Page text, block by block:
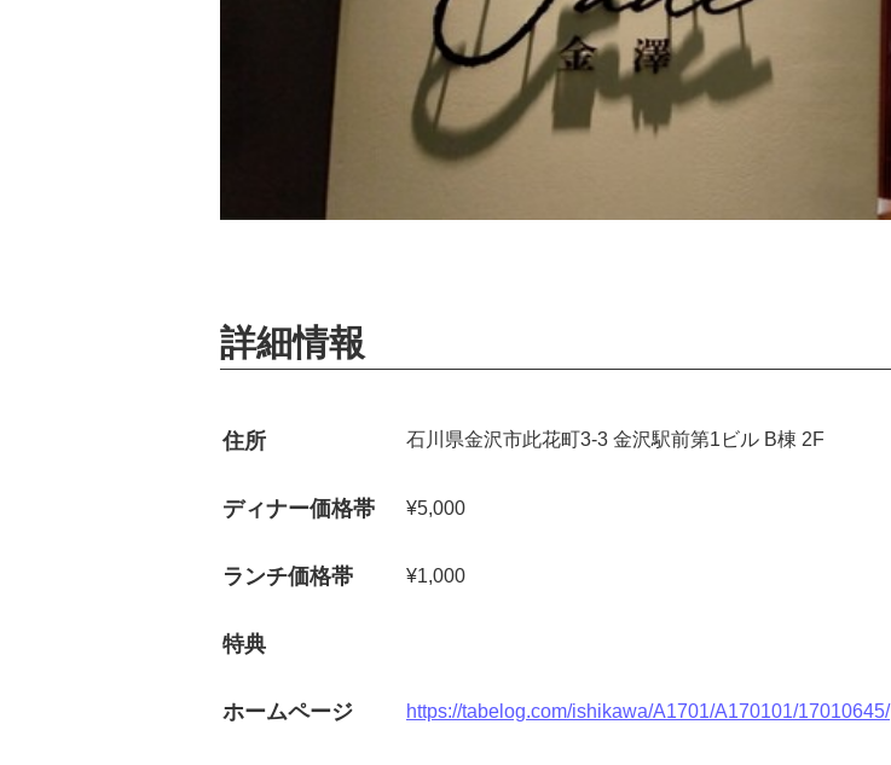
詳細情報
住所 石川県金沢市此花町3-3 金沢駅前第1ビル B棟 2F
ディナー価格帯 ¥5,000
ランチ価格帯 ¥1,000
特典
ホームページ https://tabelog.com/ishikawa/A1701/A170101/17010645/